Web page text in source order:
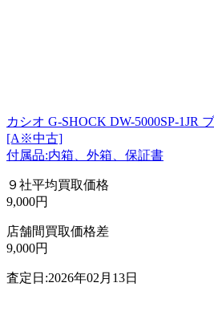
カシオ G-SHOCK DW-5000SP-1JR
[A※中古]
付属品:内箱、外箱、保証書
９社平均買取価格
9,000円
店舗間買取価格差
9,000円
査定日:2026年02月13日